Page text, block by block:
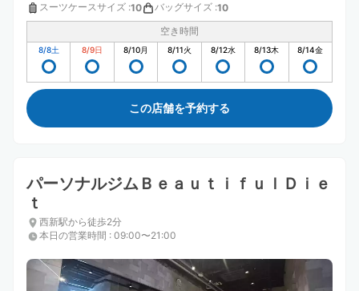
スーツケースサイズ :10 バッグサイズ :10
空き時間
8/8土 8/9日 8/10月 8/11火 8/12水 8/13木 8/14金
この店舗を予約する
パーソナルジムＢｅａｕｔｉｆｕｌＤｉｅ
ｔ
西新駅から徒歩2分
本日の営業時間 : 09:00〜21:00